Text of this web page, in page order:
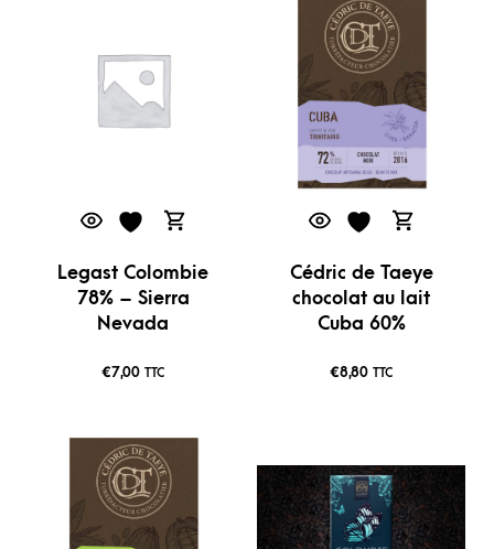
Legast Colombie
78% – Sierra
Nevada
€7,00 TTC
Cédric de Taeye
chocolat au lait
Cuba 60%
€8,80 TTC